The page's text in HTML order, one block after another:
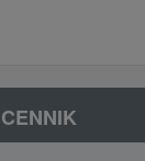
CENNIK